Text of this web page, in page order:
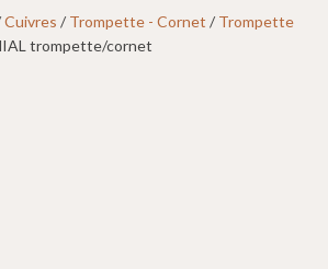
Cuivres / Trompette - Cornet / Trompette
trompette/cornet